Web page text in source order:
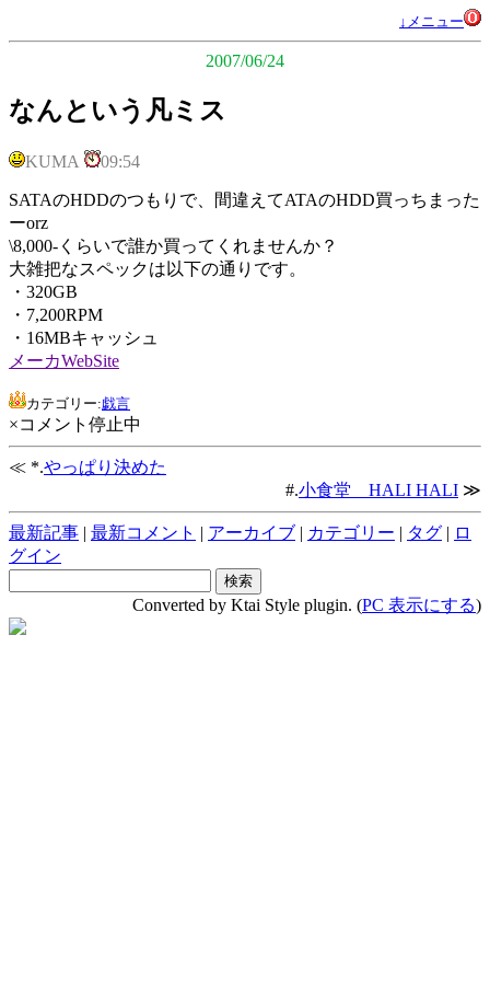
↓メニュー
2007/06/24
なんという凡ミス
KUMA 09:54
SATAのHDDのつもりで、間違えてATAのHDD買っちまった
ーorz
\8,000-くらいで誰か買ってくれませんか？
大雑把なスペックは以下の通りです。
・320GB
・7,200RPM
・16MBキャッシュ
メーカWebSite
カテゴリー:戯言
×コメント停止中
≪ *.やっぱり決めた
#.小食堂 HALI HALI ≫
最新記事 | 最新コメント | アーカイブ | カテゴリー | タグ | ロ
グイン
Converted by Ktai Style plugin. (PC 表示にする)